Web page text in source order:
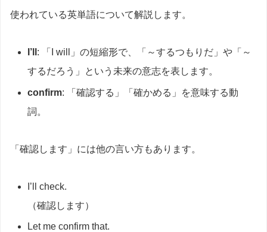
使われている英単語について解説します。
I’ll : 「I will」の短縮形で、「～するつもりだ」や「～
するだろう」という未来の意志を表します。
confirm: 「確認する」「確かめる」を意味する動
詞。
「確認します」には他の言い方もあります。
I’ll check.
（確認します）
Let me confirm that.